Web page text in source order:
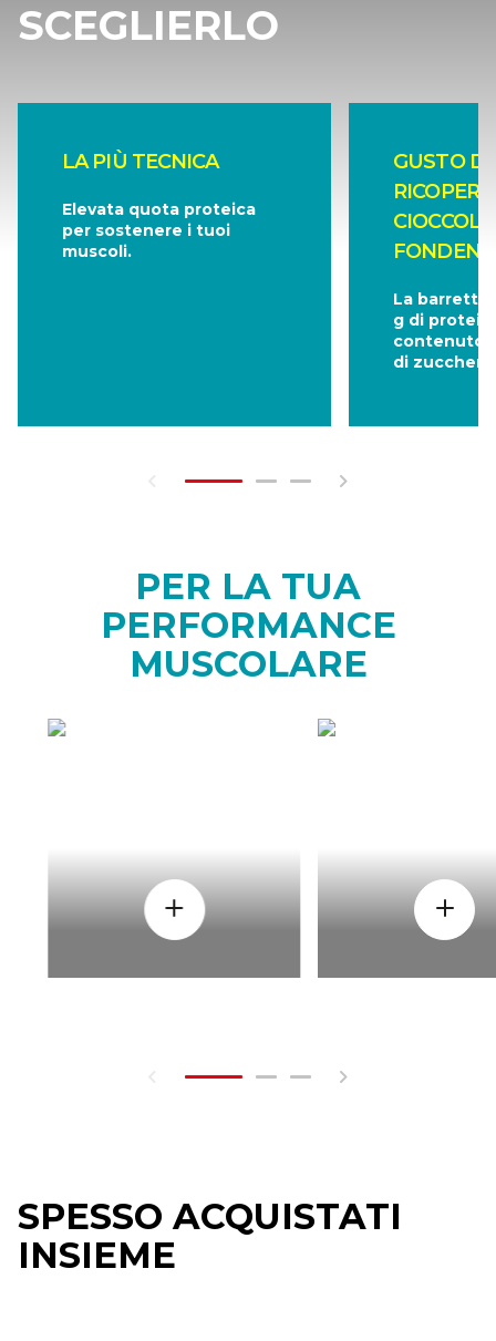
SCEGLIERLO
LA PIÙ TECNICA
Elevata quota proteica
per sostenere i tuoi
muscoli.
GUSTO
La barretta
g di
contenuto
di zuccheri
PER LA TUA
PERFORMANCE
MUSCOLARE
SPESSO ACQUISTATI
INSIEME